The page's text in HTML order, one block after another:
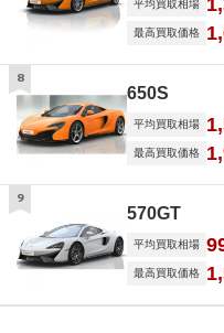
平均買取相場
最高買取価格
8
650S
平均買取相場
最高買取価格
9
570GT
平均買取相場
最高買取価格